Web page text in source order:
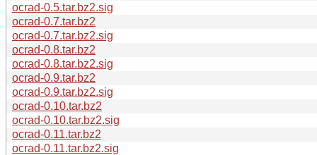
ocrad-0.5.tar.bz2.sig
ocrad-0.7.tar.bz2
ocrad-0.7.tar.bz2.sig
ocrad-0.8.tar.bz2
ocrad-0.8.tar.bz2.sig
ocrad-0.9.tar.bz2
ocrad-0.9.tar.bz2.sig
ocrad-0.10.tar.bz2
ocrad-0.10.tar.bz2.sig
ocrad-0.11.tar.bz2
ocrad-0.11.tar.bz2.sig